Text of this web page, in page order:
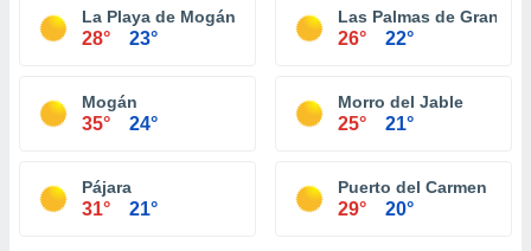
La Playa de Mogán
28° 23°
Las Palmas de Gran
26° 22°
Mogán
35° 24°
Morro del Jable
25° 21°
Pájara
31° 21°
Puerto del Carmen
29° 20°